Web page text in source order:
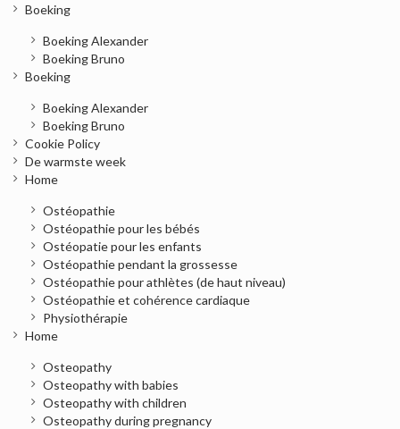
Boeking
Boeking Alexander
Boeking Bruno
Boeking
Boeking Alexander
Boeking Bruno
Cookie Policy
De warmste week
Home
Ostéopathie
Ostéopathie pour les bébés
Ostéopatie pour les enfants
Ostéopathie pendant la grossesse
Ostéopathie pour athlètes (de haut niveau)
Ostéopathie et cohérence cardiaque
Physiothérapie
Home
Osteopathy
Osteopathy with babies
Osteopathy with children
Osteopathy during pregnancy